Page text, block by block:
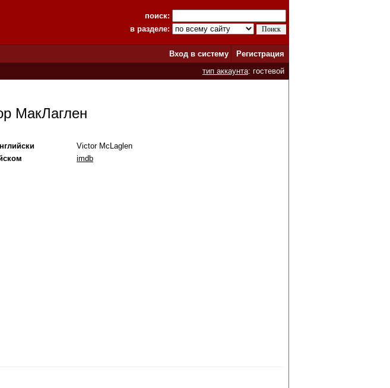
поиск:
в разделе:
Вход в систему
Регистрация
тип аккаунта: гостевой
МакЛаглен
Victor McLaglen
imdb